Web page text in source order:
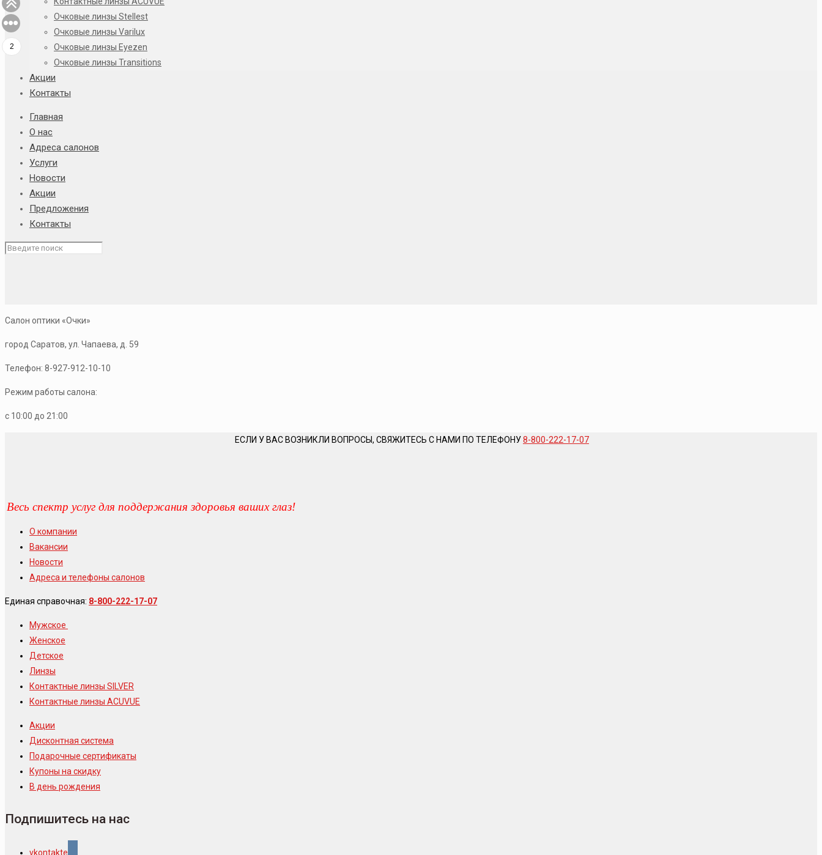
Очковые линзы Stellest
Очковые линзы Varilux
Очковые линзы Eyezen
Очковые линзы Transitions
Акции
Контакты
Главная
О нас
Адреса салонов
Услуги
Новости
Акции
Предложения
Контакты
Салон оптики «Очки»
город Саратов, ул. Чапаева, д. 59
Телефон: 8-927-912-10-10
Режим работы салона:
с 10:00 до 21:00
ЕСЛИ У ВАС ВОЗНИКЛИ ВОПРОСЫ, СВЯЖИТЕСЬ С НАМИ ПО ТЕЛЕФОНУ8-800-222-17-07
Весь спектр услуг для поддержания здоровья ваших глаз!
О компании
Вакансии
Новости
Адреса и телефоны салонов
Единая справочная: 8-800-222-17-07
Мужское
Женское
Детское
Линзы
Контактные линзы SILVER
Контактные линзы ACUVUE
Акции
Дисконтная система
Подарочные сертификаты
Купоны на скидку
В день рождения
Подпишитесь на нас
vkontakte
2